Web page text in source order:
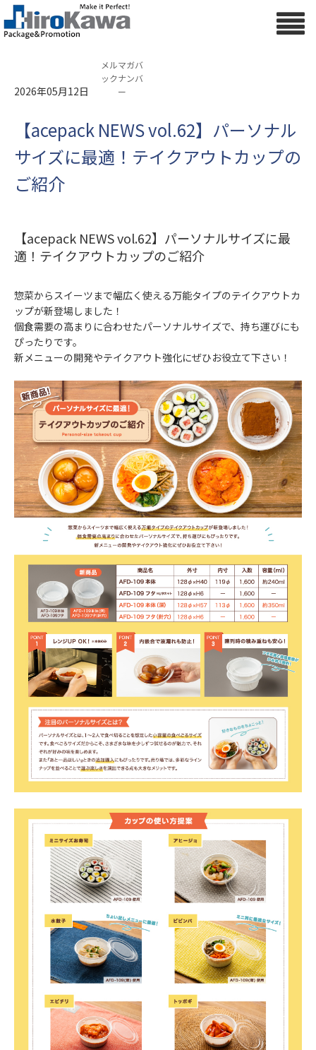
2026年05月12日
メルマガバ
ックナンバ
ー
【acepack NEWS vol.62】パーソナル
サイズに最適！テイクアウトカップの
ご紹介
【acepack NEWS vol.62】パーソナルサイズに最
適！テイクアウトカップのご紹介
惣菜からスイーツまで幅広く使える万能タイプのテイクアウトカ
ップが新登場しました！
個食需要の高まりに合わせたパーソナルサイズで、持ち運びにも
ぴったりです。
新メニューの開発やテイクアウト強化にぜひお役立て下さい！